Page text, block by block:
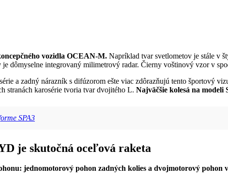
vozidla OCEAN-M. Napríklad tvar svetlometov je stále v
dômyselne integrovaný milimetrový radar. Čierny voštinový vzor v
a zadný nárazník s difúzorom ešte viac zdôrazňujú tento športový
stranách karosérie tvoria tvar dvojitého L. Najväčšie kolesá na
SPA3
je skutočná oceľová raketa
jednomotorový pohon zadných kolies a dvojmotorový pohon